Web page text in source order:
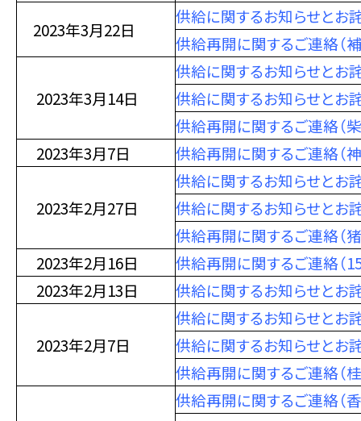
2023年3月22日
供給に関するお知らせとお
供給再開に関するご連絡（
2023年3月14日
供給に関するお知らせとお
供給に関するお知らせとお
供給再開に関するご連絡（
2023年3月7日
供給再開に関するご連絡（
2023年2月27日
供給に関するお知らせとお
供給に関するお知らせとお
供給再開に関するご連絡（
2023年2月16日
供給再開に関するご連絡（
2023年2月13日
供給に関するお知らせとお
2023年2月7日
供給に関するお知らせとお
供給に関するお知らせとお
供給再開に関するご連絡（
供給再開に関するご連絡（